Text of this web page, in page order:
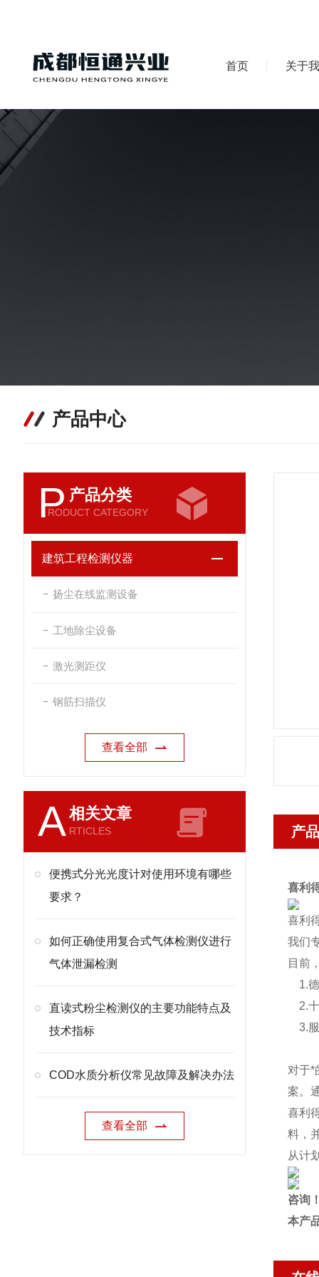
首页 关于
产品中心
P 产品分类
RODUCT CATEGORY
建筑工程检测仪器
扬尘在线监测设备
工地除尘设备
激光测距仪
钢筋扫描仪
查看全部
A相关文章
RTICLES
便携式分光光度计对使用环境有哪些
要求？
如何正确使用复合式气体检测仪进行
气体泄漏检测
直读式粉尘检测仪的主要功能特点及
技术指标
COD水质分析仪常见故障及解决办法
查看全部
产
喜利
喜利
我们
目前
1.德
2.十
3.服
对于*
案。
喜利
料，
从计
咨询
本产